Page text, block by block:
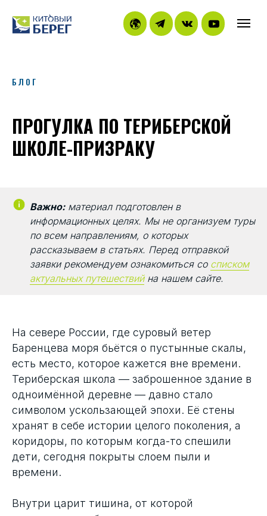
БЛОГ
ПРОГУЛКА ПО ТЕРИБЕРСКОЙ
ШКОЛЕ-ПРИЗРАКУ
Важно:материал подготовлен в
информационных целях. Мы не организуем туры
по всем направлениям, о которых
рассказываем в статьях. Перед отправкой
заявки рекомендуем ознакомиться со списком
актуальных путешествийна нашем сайте.
На севере России, где суровый ветер
Баренцева моря бьётся о пустынные скалы,
есть место, которое кажется вне времени.
Териберская школа — заброшенное здание в
одноимённой деревне — давно стало
символом ускользающей эпохи. Её стены
хранят в себе истории целого поколения, а
коридоры, по которым когда-то спешили
дети, сегодня покрыты слоем пыли и
времени.
Внутри царит тишина, от которой